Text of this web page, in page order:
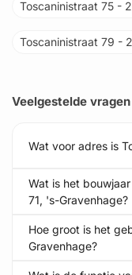
Toscaninistraat 75 -
Toscaninistraat 79 -
Veelgestelde vragen
Wat voor adres is
Wat is het
71, 's-Gravenhage?
Hoe groot is het
Gravenhage?